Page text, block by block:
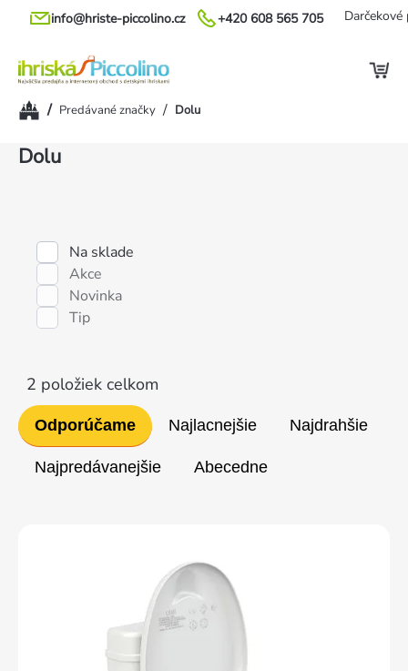
Prejsť
+420 608 565 705
info@hriste-piccolino.cz Darčekové
Domov
/ Predávané značky / Dolu
Dolu
Na sklade
Akce
Novinka
Tip
Radenie
produktov
Odporúčame Najlacnejšie Najdrahšie
Najpredávanejšie Abecedne
2 položiek celkom
Výpis